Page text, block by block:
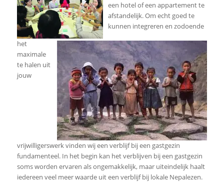
een hotel of een appartement te
afstandelijk. Om echt goed te
kunnen integreren en zodoende
het
maximale
te halen uit
jouw
vrijwilligerswerk vinden wij een verblijf bij een gastgezin
fundamenteel. In het begin kan het verblijven bij een gastgezin
soms worden ervaren als ongemakkelijk, maar uiteindelijk haalt
iedereen veel meer waarde uit een verblijf bij lokale Nepalezen.